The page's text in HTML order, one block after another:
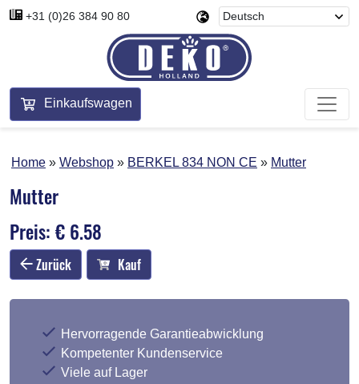
+31 (0)26 384 90 80
Einkaufswagen
Home Webshop BERKEL 834 NON CE Mutter
Mutter
Preis: € 6.58
Zurück Kauf
Hervorragende Garantieabwicklung
Kompetenter Kundenservice
Viele auf Lager